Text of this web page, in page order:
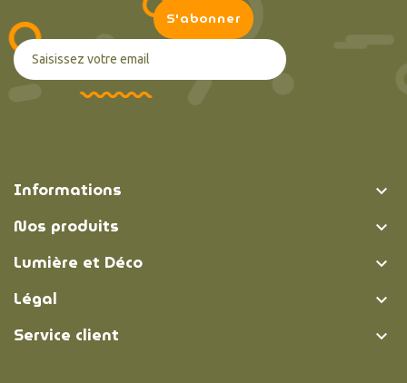
Informations 
Nos produits 
Lumière et Déco 
Légal 
Service client 